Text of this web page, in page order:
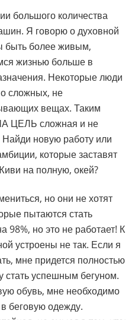
большого количества
Я говорю о духовной
быть более живым,
жизнью больше в
Некоторые люди
о сложных, не
вещах. Таким
ЦЕЛЬ сложная и не
Найди новую работу или
которые заставят
на полную, окей?
но они не хотят
пытаются стать
но это не работает! К
устроены не так. Если я
мне придется полностью
стать успешным бегуном.
обувь, мне необходимо
одежду.